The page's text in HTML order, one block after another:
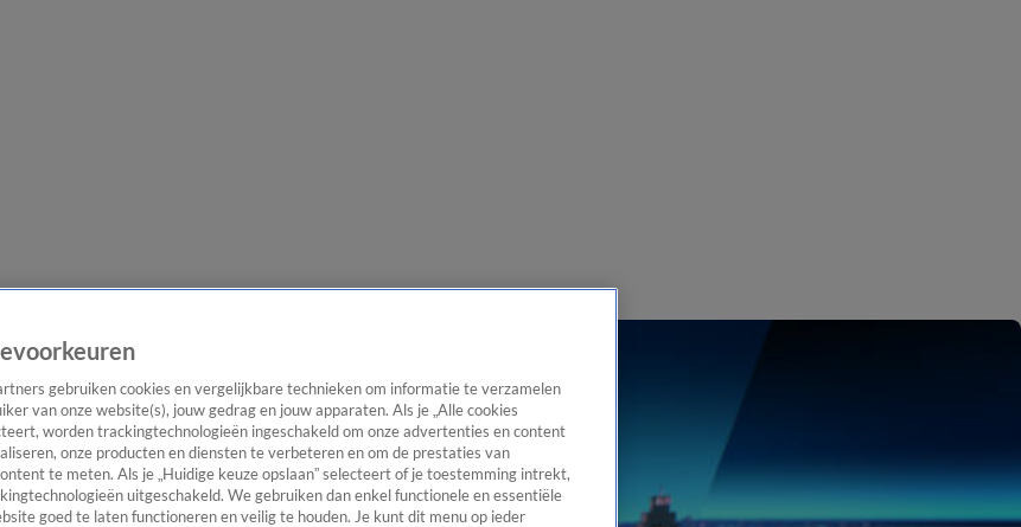
gebruiken cookies en vergelijkbare technieken om informatie te verzamelen
van onze website(s), jouw gedrag en jouw apparaten. Als je „Alle cookies
worden trackingtechnologieën ingeschakeld om onze advertenties en content
onze producten en diensten te verbeteren en om de prestaties van
te meten. Als je „Huidige keuze opslaan” selecteert of je toestemming intrekt,
uitgeschakeld. We gebruiken dan enkel functionele en essentiële
goed te laten functioneren en veilig te houden. Je kunt dit menu op ieder